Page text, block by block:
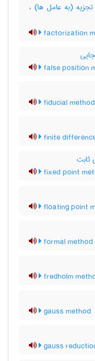
(به عامل ها) ،
factorization
false position
fiducial method
finite
fixed point
floating point
formal method
fredholm
gauss method
gauss